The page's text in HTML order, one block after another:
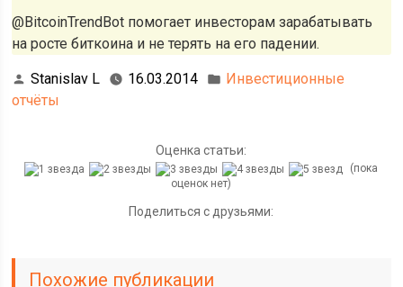
@BitcoinTrendBot помогает инвесторам зарабатывать
на росте биткоина и не терять на его падении.
Stanislav L 16.03.2014
Инвестиционные
отчёты
Оценка статьи:
(пока
оценок нет)
Поделиться с друзьями:
Похожие публикации